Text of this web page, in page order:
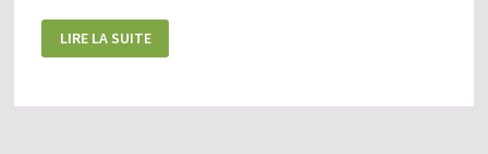
VOYAGE
À
VÉLO
LES
LIRE LA SUITE